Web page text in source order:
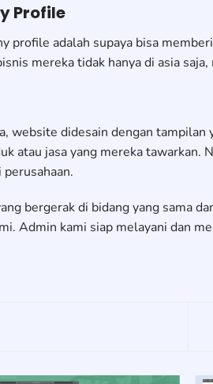
Profile
profile adalah supaya bisa
mereka tidak hanya di asia
website didesain dengan
atau jasa yang mereka
bergerak di bidang yang sama
Admin kami siap melayani dan